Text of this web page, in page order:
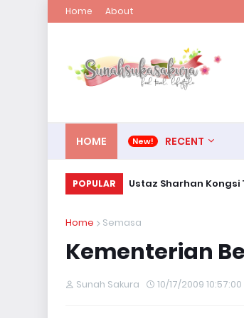
Home About
HOME RECENT
POPULAR Ustaz Sharhan
Home Semasa
Kementerian
Sunah Sakura 10/17/2009 10:57:00